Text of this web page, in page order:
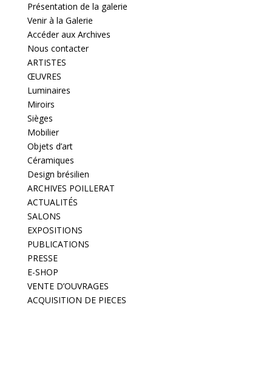
Présentation de la galerie
Venir à la Galerie
Accéder aux Archives
Nous contacter
ARTISTES
ŒUVRES
Luminaires
Miroirs
Sièges
Mobilier
Objets d’art
Céramiques
Design brésilien
ARCHIVES POILLERAT
ACTUALITÉS
SALONS
EXPOSITIONS
PUBLICATIONS
PRESSE
E-SHOP
VENTE D’OUVRAGES
ACQUISITION DE PIECES